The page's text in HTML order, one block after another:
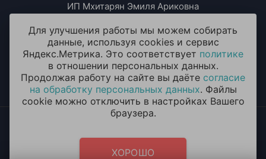
ИП Мхитарян Эмиля Ариковна
ИНН: 771385063807
ОГРН / ОГРНИП: 319508100076230
2014 - 2026 © «ОКЕАН ШАРОВ» Воздушные шары с
Политика конфиденциальности
согласие на обработку
персональных данных
Для улучшения работы мы можем собирать
данные, используя cookies и сервис
Яндекс.Метрика. Это соответствует политике
в отношении персональных данных.
Продолжая работу на сайте вы даёте согласие
на обработку персональных данных. Файлы
cookie можно отключить в настройках Вашего
браузера.
ХОРОШО